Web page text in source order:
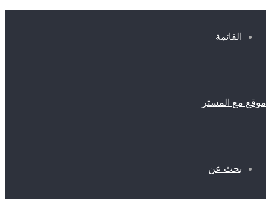
القائمة
موقع مع المستر
بحث عن